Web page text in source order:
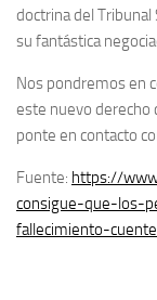
doctrina del Tribunal
su fantástica
Nos pondremos en
este nuevo derecho
ponte en contacto
Fuente: https://
consigue-que-los-
fallecimiento-